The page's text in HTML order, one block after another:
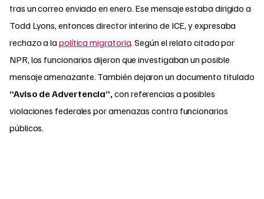
tras un correo enviado en enero. Ese mensaje estaba dirigido a
Todd Lyons, entonces director interino de ICE, y expresaba
rechazo a lapolítica migratoria. Según el relato citado por
NPR, los funcionarios dijeron que investigaban un posible
mensaje amenazante. También dejaron un documento titulado
“Aviso de Advertencia”,con referencias a posibles
violaciones federales por amenazas contra funcionarios
públicos.